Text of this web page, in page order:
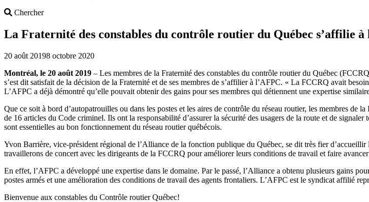
ChercherSearch
La Fraternité des constables du contrôle routier du Québec s’affilie
20 août 20198 octobre 2020
Montréal, le 20 août 2019 – Les membres de la Fraternité des constables du contrôle routier du Québec
s’est dit satisfait de la décision de la Fraternité et de ses membres de s’affilier à l’AFPC. « La FCCRQ avait
L’AFPC a déjà démontré qu’elle pouvait obtenir des gains pour ses membres qui détiennent une expertise
Que ce soit à bord d’autopatrouilles ou dans les postes et les aires de contrôle du réseau routier, les membres
de 16 articles du Code criminel. Ils ont la responsabilité d’assurer la sécurité des usagers de la route et de
sont essentielles au bon fonctionnement du réseau routier québécois.
Yvon Barrière, vice-président régional de l’Alliance de la fonction publique du Québec, se dit très fier
travaillerons de concert avec les dirigeants de la FCCRQ pour améliorer leurs conditions de travail et faire
En effet, l’AFPC a développé une expertise dans le domaine. Par le passé, l’Alliance a obtenu plusieurs gains
postes armés et une amélioration des conditions de travail des agents frontaliers. L’AFPC est le syndicat affilié
Bienvenue aux constables du Contrôle routier Québec!